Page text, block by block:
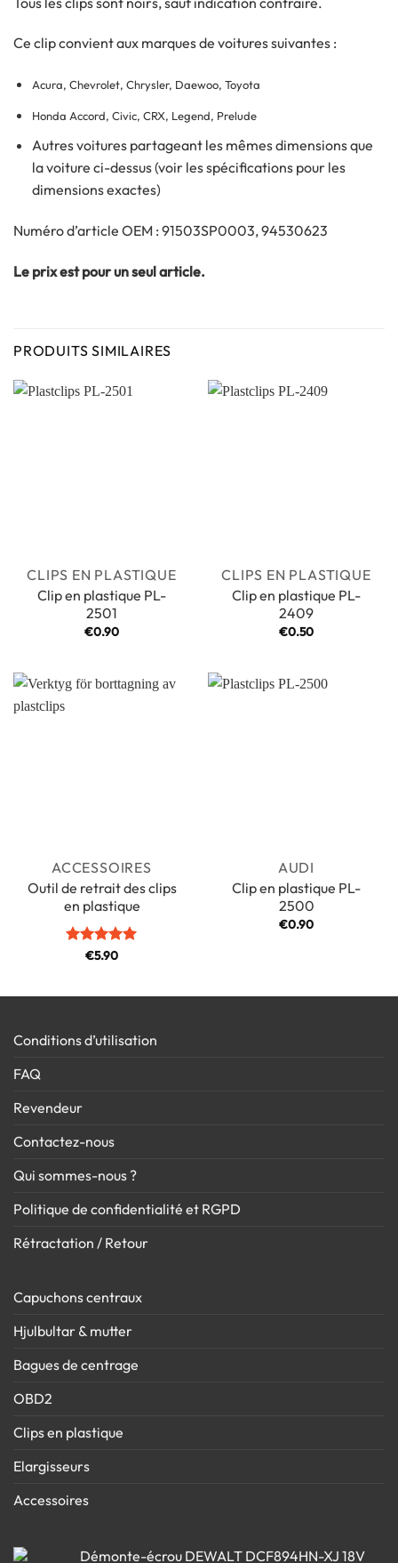
Ce clip convient aux marques de voitures suivantes :
Acura, Chevrolet, Chrysler, Daewoo, Toyota
Honda Accord, Civic, CRX, Legend, Prelude
Autres voitures partageant les mêmes dimensions que
la voiture ci-dessus (voir les spécifications pour les
dimensions exactes)
Numéro d’article OEM : 91503SP0003, 94530623
Le prix est pour un seul article.
PRODUITS SIMILAIRES
CLIPS EN PLASTIQUE
Clip en plastique PL-
2501
€0.90
CLIPS EN PLASTIQUE
Clip en plastique PL-
2409
€0.50
ACCESSOIRES
Outil de retrait des clips
en plastique
Note5sur
€5.90
AUDI
Clip en plastique PL-
2500
€0.90
Conditions d’utilisation
FAQ
Revendeur
Contactez-nous
Qui sommes-nous ?
Politique de confidentialité et RGPD
Rétractation / Retour
Capuchons centraux
Hjulbultar & mutter
Bagues de centrage
OBD2
Clips en plastique
Elargisseurs
Accessoires
Démonte-écrou DEWALT DCF894HN-XJ 18V